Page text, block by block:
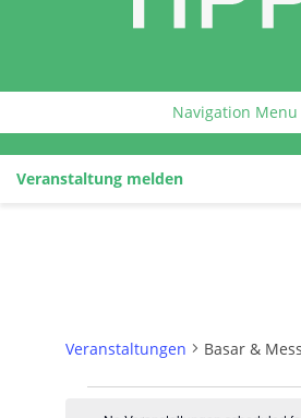
Navigation Menu
Veranstaltung melden
Veranstaltungen Basar &
Veranstaltungen